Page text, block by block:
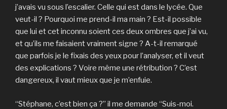
j’avais vu sous l’escalier. Celle qui est dans le lycée. Que
veut-il ? Pourquoi me prend-il ma main ? Est-il possible
que lui et cet inconnu soient ces deux ombres que j’ai vu,
et qu’ils me faisaient vraiment signe ? A-t-il remarqué
que parfois je le fixais des yeux pour l’analyser, et il veut
des explications ? Voire même une rétribution ? C’est
dangereux, il vaut mieux que je m’enfuie.
“Stéphane, c’est bien ça ?” il me demande “Suis-moi.